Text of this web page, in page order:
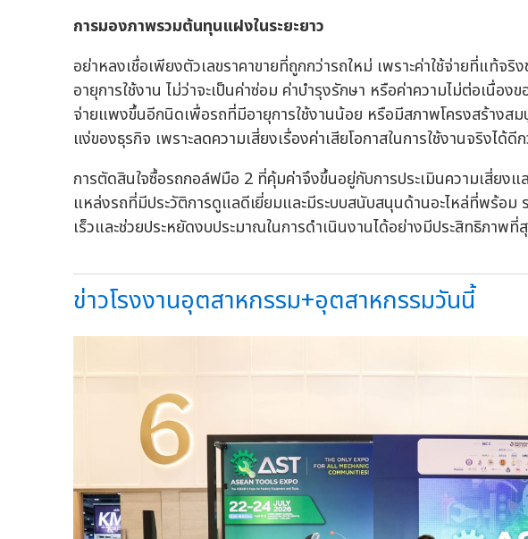
การมองภาพรวมต้นทุนแฝงในระยะยาว
อย่าหลงเชื่อเพียงตัวเลขราคาขายที่ถูกกว่ารถใหม่ เพราะค่าใช้จ่ายที่แท้
อายุการใช้งาน ไม่ว่าจะเป็นค่าซ่อม ค่าบำรุงรักษา หรือค่าความไม่ต่อเนื่อ
จ่ายแพงขึ้นอีกนิดเพื่อรถที่มีอายุการใช้งานน้อย หรือมีสภาพโครงสร้างส
แง่ของธุรกิจ เพราะลดความเสี่ยงเรื่องค่าเสียโอกาสในการใช้งานจริงได้ดี
การตัดสินใจซื้อรถกอล์ฟมือ 2 ที่คุ้มค่าจึงขึ้นอยู่กับการประเมินความเสี่ยงแ
แหล่งรถที่มีประวัติการดูแลดีเยี่ยมและมีระบบสนับสนุนด้านอะไหล่ที่พร้อ
เร็วและช่วยประหยัดงบประมาณในการดำเนินงานได้อย่างมีประสิทธิภาพที่
ข่าวโรงงานอุตสาหกรรม+อุตสาหกรรมวันนี้